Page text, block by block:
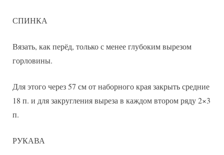
СПИНКА
Вязать, как перёд, только с менее глубоким вырезом
горловины.
Для этого через 57 см от наборного края закрыть средние
18 п. и для закругления выреза в каждом втором ряду 2×3
п.
РУКАВА